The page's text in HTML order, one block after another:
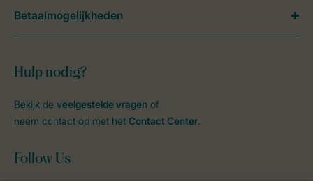
Hulp nodig?
Bekijk de veelgestelde vragen of
neem contact op met het Contact Center.
Follow Us
Betaalmogelijkheden